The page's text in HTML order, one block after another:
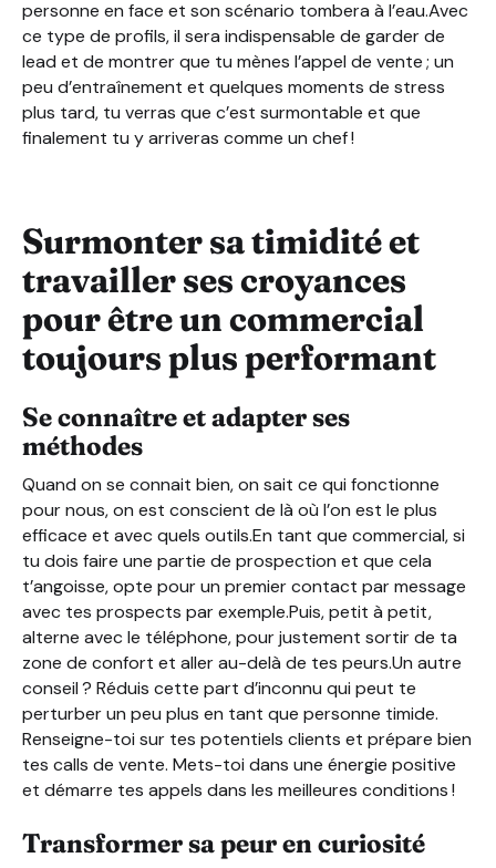
personne en face et son scénario tombera à l’eau.Avec
ce type de profils, il sera indispensable de garder de
lead et de montrer que tu mènes l’appel de vente ; un
peu d’entraînement et quelques moments de stress
plus tard, tu verras que c’est surmontable et que
finalement tu y arriveras comme un chef !
Surmonter sa timidité et
travailler ses croyances
pour être un commercial
toujours plus performant
Se connaître et adapter ses
méthodes
Quand on se connait bien, on sait ce qui fonctionne
pour nous, on est conscient de là où l’on est le plus
efficace et avec quels outils.En tant que commercial, si
tu dois faire une partie de prospection et que cela
t’angoisse, opte pour un premier contact par message
avec tes prospects par exemple.Puis, petit à petit,
alterne avec le téléphone, pour justement sortir de ta
zone de confort et aller au-delà de tes peurs.Un autre
conseil ? Réduis cette part d’inconnu qui peut te
perturber un peu plus en tant que personne timide.
Renseigne-toi sur tes potentiels clients et prépare bien
tes calls de vente. Mets-toi dans une énergie positive
et démarre tes appels dans les meilleures conditions !
Transformer sa peur en curiosité